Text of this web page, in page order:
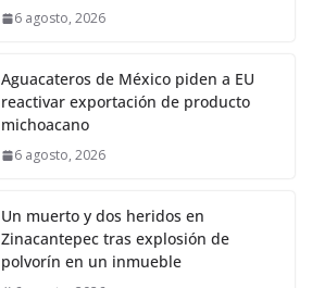
6 agosto, 2026
Aguacateros de México piden a EU
reactivar exportación de producto
michoacano
6 agosto, 2026
Un muerto y dos heridos en
Zinacantepec tras explosión de
polvorín en un inmueble